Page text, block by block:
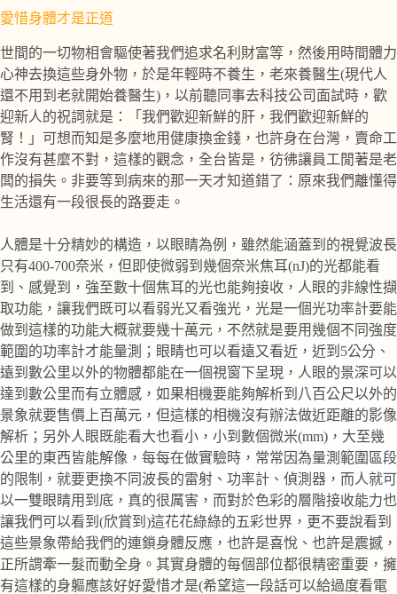
愛惜身體才是正道
世間的一切物相會驅使著我們追求名利財富等，然後用時間體力
心神去換這些身外物，於是年輕時不養生，老來養醫生(現代人
還不用到老就開始養醫生)，以前聽同事去科技公司面試時，歡
迎新人的祝詞就是：「我們歡迎新鮮的肝，我們歡迎新鮮的
腎！」可想而知是多麼地用健康換金錢，也許身在台灣，賣命工
作沒有甚麼不對，這樣的觀念，全台皆是，彷彿讓員工閒著是老
闆的損失。非要等到病來的那一天才知道錯了：原來我們離懂得
生活還有一段很長的路要走。
人體是十分精妙的構造，以眼睛為例，雖然能涵蓋到的視覺波長
只有400-700奈米，但即使微弱到幾個奈米焦耳(nJ)的光都能看
到、感覺到，強至數十個焦耳的光也能夠接收，人眼的非線性擷
取功能，讓我們既可以看弱光又看強光，光是一個光功率計要能
做到這樣的功能大概就要幾十萬元，不然就是要用幾個不同強度
範圍的功率計才能量測；眼睛也可以看遠又看近，近到5公分、
遠到數公里以外的物體都能在一個視窗下呈現，人眼的景深可以
達到數公里而有立體感，如果相機要能夠解析到八百公尺以外的
景象就要售價上百萬元，但這樣的相機沒有辦法做近距離的影像
解析；另外人眼既能看大也看小，小到數個微米(mm)，大至幾
公里的東西皆能解像，每每在做實驗時，常常因為量測範圍區段
的限制，就要更換不同波長的雷射、功率計、偵測器，而人就可
以一雙眼睛用到底，真的很厲害，而對於色彩的層階接收能力也
讓我們可以看到(欣賞到)這花花綠綠的五彩世界，更不要說看到
這些景象帶給我們的連鎖身體反應，也許是喜悅、也許是震撼，
正所謂牽一髮而動全身。其實身體的每個部位都很精密重要，擁
有這樣的身軀應該好好愛惜才是(希望這一段話可以給過度看電